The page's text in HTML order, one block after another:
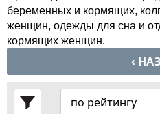
беременных и кормящих,
женщин, одежды для сна и
кормящих женщин.
‹